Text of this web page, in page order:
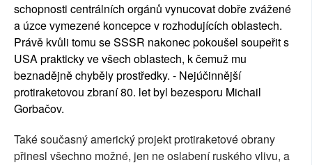
schopnosti centrálních orgánů vynucovat dobře zvážené
a úzce vymezené koncepce v rozhodujících oblastech.
Právě kvůli tomu se SSSR nakonec pokoušel soupeřit s
USA prakticky ve všech oblastech, k čemuž mu
beznadějně chyběly prostředky. - Nejúčinnější
protiraketovou zbraní 80. let byl bezesporu Michail
Gorbačov.
Také současný americký projekt protiraketové obrany
přinesl všechno možné, jen ne oslabení ruského vlivu, a